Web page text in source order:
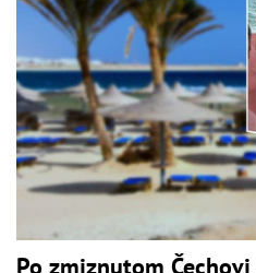
Po zmiznutom